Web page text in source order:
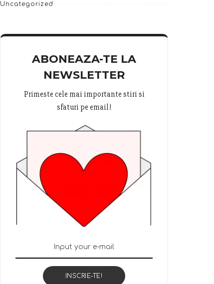
Uncategorized
ABONEAZA-TE LA
NEWSLETTER
Primeste cele mai importante stiri si
sfaturi pe email!
INSCRIE-TE!